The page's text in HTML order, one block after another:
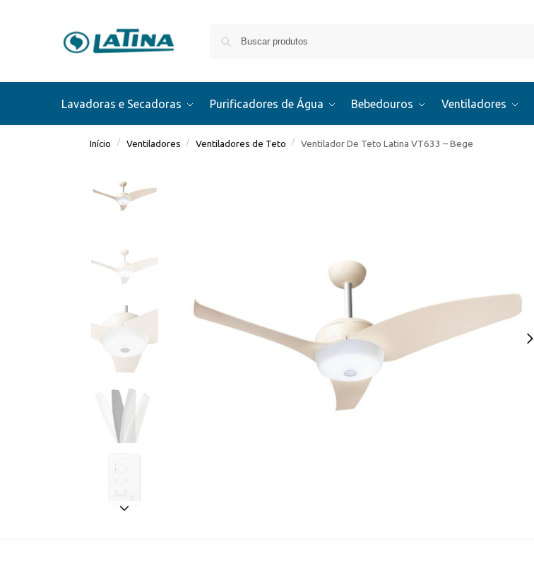
Lavadoras e Secadoras Purificadores de Água Bebedouros Ventiladores
Início / Ventiladores / Ventiladores de Teto / Ventilador De Teto Latina VT633 – Bege